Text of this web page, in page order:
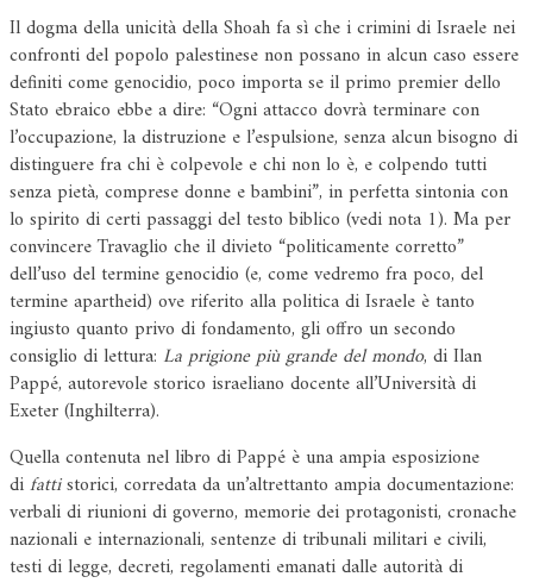
Il dogma della unicità della Shoah fa sì che i crimini di Israele nei
confronti del popolo palestinese non possano in alcun caso essere
definiti come genocidio, poco importa se il primo premier dello
Stato ebraico ebbe a dire: “Ogni attacco dovrà terminare con
l’occupazione, la distruzione e l’espulsione, senza alcun bisogno di
distinguere fra chi è colpevole e chi non lo è, e colpendo tutti
senza pietà, comprese donne e bambini”, in perfetta sintonia con
lo spirito di certi passaggi del testo biblico (vedi nota 1). Ma per
convincere Travaglio che il divieto “politicamente corretto”
dell’uso del termine genocidio (e, come vedremo fra poco, del
termine apartheid) ove riferito alla politica di Israele è tanto
ingiusto quanto privo di fondamento, gli offro un secondo
consiglio di lettura: La prigione più grande del mondo, di Ilan
Pappé, autorevole storico israeliano docente all’Università di
Exeter (Inghilterra).
Quella contenuta nel libro di Pappé è una ampia esposizione
difattistorici, corredata da un’altrettanto ampia documentazione:
verbali di riunioni di governo, memorie dei protagonisti, cronache
nazionali e internazionali, sentenze di tribunali militari e civili,
testi di legge, decreti, regolamenti emanati dalle autorità di